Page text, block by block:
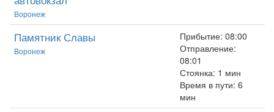
Воронеж
Памятник Славы
Воронеж
Прибытие: 08:00
Отправление:
08:01
Стоянка: 1 мин
Время в пути: 6
мин